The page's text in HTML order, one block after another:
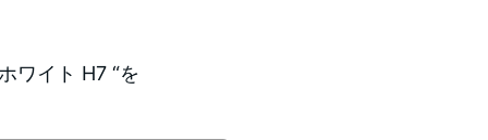
ワイト H7 “を